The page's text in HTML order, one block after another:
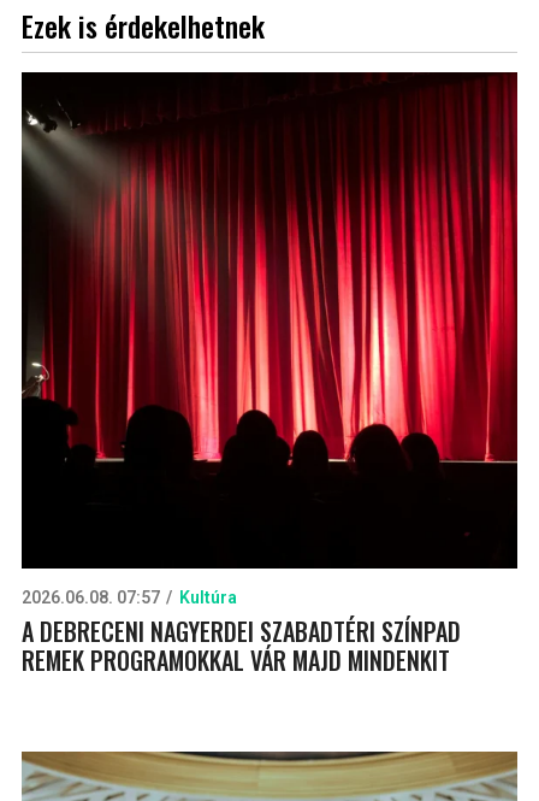
Ezek is érdekelhetnek
2026.06.08. 07:57 Kultúra
A DEBRECENI NAGYERDEI SZABADTÉRI SZÍNPAD
REMEK PROGRAMOKKAL VÁR MAJD MINDENKIT